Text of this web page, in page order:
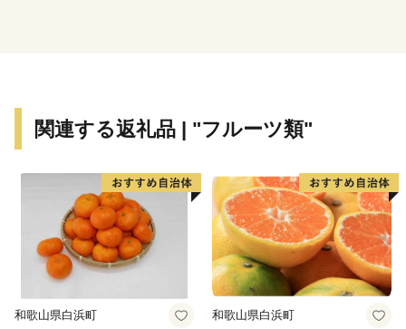
関連する返礼品 | "フルーツ類"
和歌山県白浜町 和歌山県白浜町